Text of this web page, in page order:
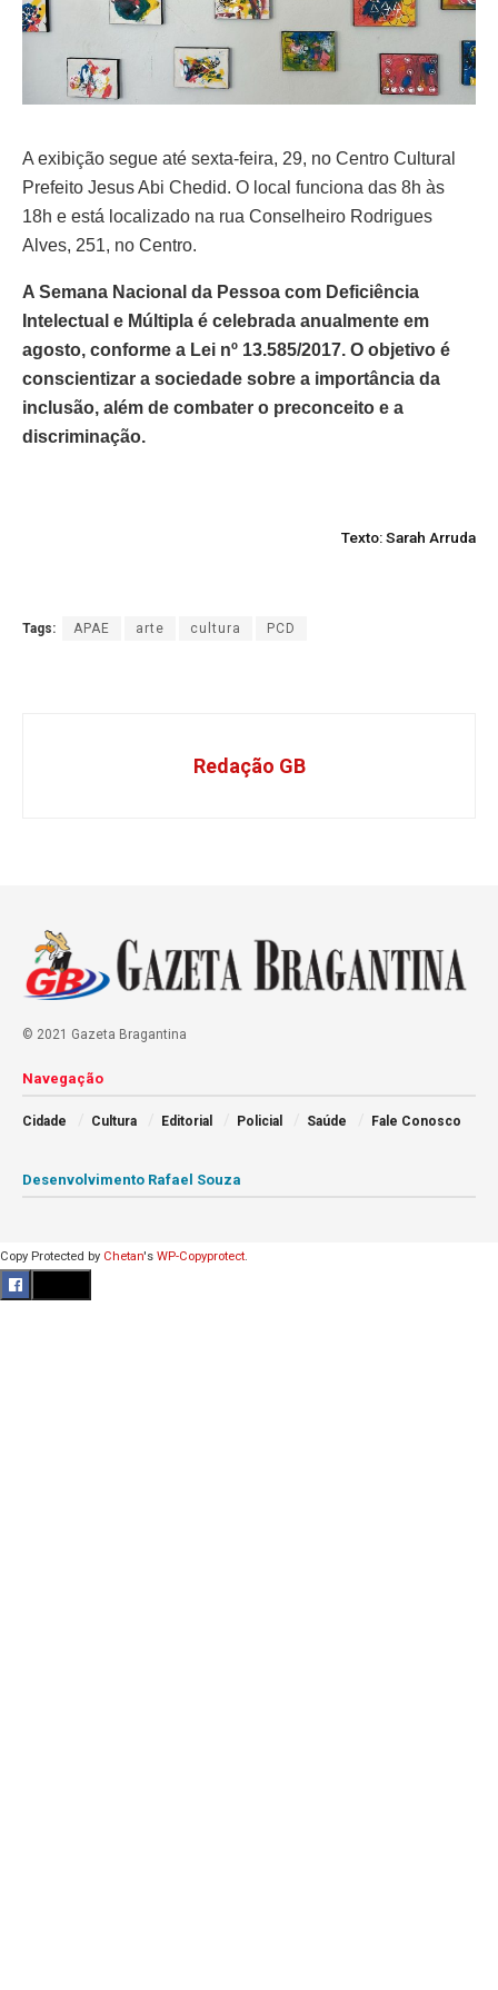
A exibição segue até sexta-feira, 29, no Centro Cultural
Prefeito Jesus Abi Chedid. O local funciona das 8h às
18h e está localizado na rua Conselheiro Rodrigues
Alves, 251, no Centro.
A Semana Nacional da Pessoa com Deficiência
Intelectual e Múltipla é celebrada anualmente em
agosto, conforme a Lei nº 13.585/2017. O objetivo é
conscientizar a sociedade sobre a importância da
inclusão, além de combater o preconceito e a
discriminação.
Texto: Sarah Arruda
Tags: APAE arte cultura PCD
Redação GB
© 2021 Gazeta Bragantina
Navegação
Cidade Cultura Editorial Policial Saúde Fale Conosco
Desenvolvimento Rafael Souza
Copy Protected by Chetan's WP-Copyprotect.